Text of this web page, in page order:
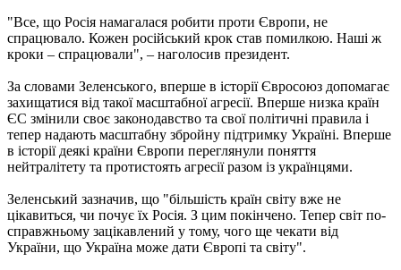
"Все, що Росія намагалася робити проти Європи, не
спрацювало. Кожен російський крок став помилкою. Наші ж
кроки – спрацювали", – наголосив президент.
За словами Зеленського, вперше в історії Євросоюз допомагає
захищатися від такої масштабної агресії. Вперше низка країн
ЄС змінили своє законодавство та свої політичні правила і
тепер надають масштабну збройну підтримку Україні. Вперше
в історії деякі країни Європи переглянули поняття
нейтралітету та протистоять агресії разом із українцями.
Зеленський зазначив, що "більшість країн світу вже не
цікавиться, чи почує їх Росія. З цим покінчено. Тепер світ по-
справжньому зацікавлений у тому, чого ще чекати від
України, що Україна може дати Європі та світу".